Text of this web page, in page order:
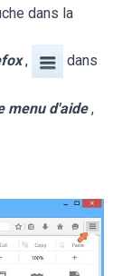
dans la
, dans
menu d'aide ,